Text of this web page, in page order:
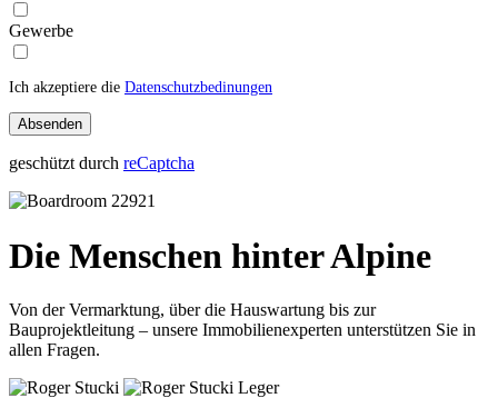
Gewerbe
Ich akzeptiere die Datenschutzbedinungen
geschützt durch reCaptcha
Die Menschen hinter Alpine
Von der Vermarktung, über die Hauswartung bis zur
Bauprojektleitung – unsere Immobilienexperten unterstützen Sie in
allen Fragen.